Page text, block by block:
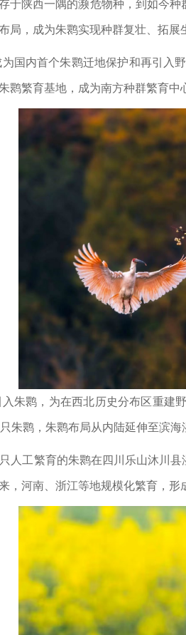
于陕西一隅的濒危物种，到如今
局，成为朱鹮实现种群复壮、拓展
国内首个朱鹮迁地保护和再引入
鹮繁育基地，成为南方种群繁育
朱鹮，为在西北历史分布区重建
朱鹮，朱鹮布局从内陆延伸至滨海
人工繁育的朱鹮在四川乐山沐川
，河南、浙江等地规模化繁育，